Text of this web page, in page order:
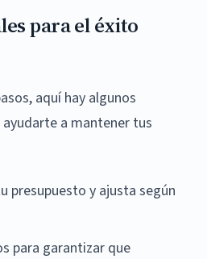
para el éxito
aquí hay algunos
a mantener tus
presupuesto y ajusta según
para garantizar que